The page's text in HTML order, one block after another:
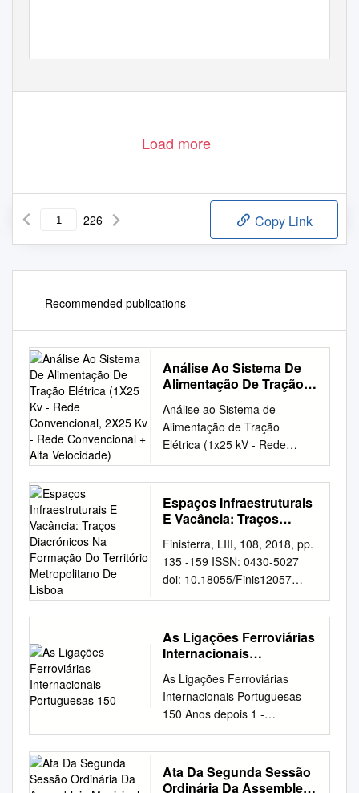
Load more
226 Copy Link
Recommended publications
Análise Ao Sistema De
Alimentação De Tração
Convencional, 2X25 Kv -
Rede Convencional +
Alta Velocidade)
Análise ao Sistema de
Alimentação de Tração
Elétrica (1x25 kV - Rede
convencional, 2x25 kV - Rede
convencional + Alta
velocidade) Rui de Carvalho
Costa Pereira Dissertação
Mestre em Engenharia
Eletrotécnica - Sistemas
Elétricos de Energia
Dissertação realizada sob
orientação do Professor
Doutor Filipe Miguel Tavares
de Azevedo Mestrado em
Engenharia Eletrotécnica
Sistemas Elétricos de Energia
Departamento de Engenharia
ii Resumo O transporte
Espaços Infraestruturais
E Vacância: Traços
Formação Do Território
Metropolitano De Lisboa
Finisterra, LIII, 108, 2018, pp.
135 -159 ISSN: 0430-5027
doi: 10.18055/Finis12057
Artigo ESPAÇOS
INFRAESTRUTURAIS E
VACÂNCIA: TRAÇOS
DIACRÓNICOS NA
TERRITÓRIO
METROPOLITANO DE
LISBOA João Rafael Santos1
RESUMO – A formação do
território metropolitano de
Lisboa assentou numa com-
As Ligações Ferroviárias
Internacionais
As Ligações Ferroviárias
Internacionais Portuguesas
150 Anos depois 1 -
Introdução Ao percorrermos
150 anos na história dos
caminhos de ferro
portugueses é fácil constatar
Ata Da Segunda Sessão
Ordinária Da Assembleia